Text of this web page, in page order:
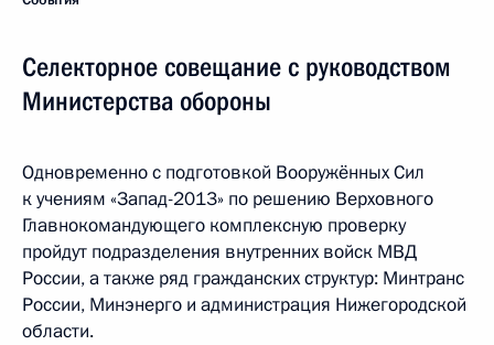
Селекторное совещание с руководством
Министерства обороны
Одновременно с подготовкой Вооружённых Сил
к учениям «Запад-2013» по решению Верховного
Главнокомандующего комплексную проверку
пройдут подразделения внутренних войск МВД
России, а также ряд гражданских структур: Минтранс
России, Минэнерго и администрация Нижегородской
области.